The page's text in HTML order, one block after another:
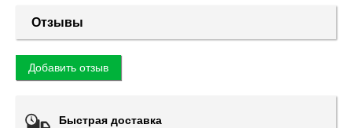
Отзывы
Добавить отзыв
Быстрая доставка